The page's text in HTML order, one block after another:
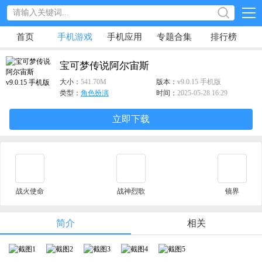
首页 手机游戏 手机应用 专题合集 排行榜
宝可梦传说阿尔宙斯
大小： 541.70M 版本： v9.0.15 手机版
类型： 角色扮演 时间： 2025-05-28 16:29
立即下载
战火使命 战神烈歌 镜界
简介 相关